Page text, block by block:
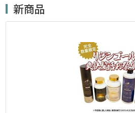
新商品